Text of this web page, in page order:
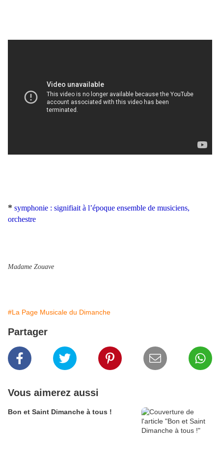
* symphonie : signifiait à l’époque ensemble de musiciens,
orchestre
Madame Zouave
#La Page Musicale du Dimanche
Partager
Vous aimerez aussi
Bon et Saint Dimanche à tous !